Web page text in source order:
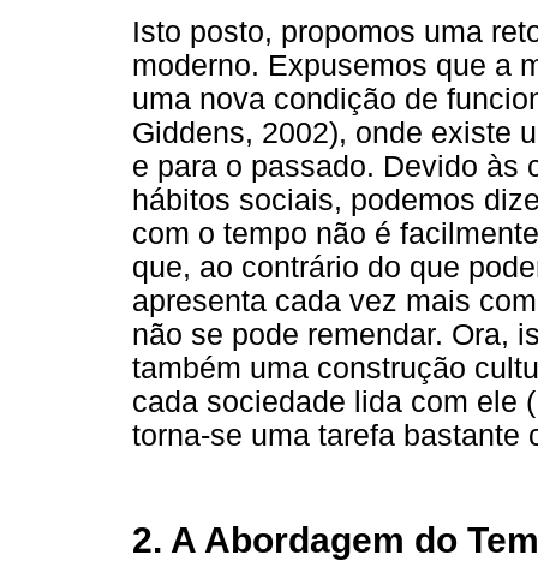
Isto posto, propomos uma
moderno. Expusemos que a
uma nova condição de
Giddens, 2002), onde existe
e para o passado. Devido às
hábitos sociais, podemos
com o tempo não é
que, ao contrário do que
apresenta cada vez mais
não se pode remendar. Ora,
também uma construção
cada sociedade lida com ele
torna-se uma tarefa
2. A Abordagem do